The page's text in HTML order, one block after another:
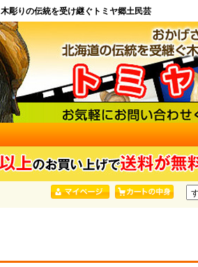
木彫りの伝統を受け継ぐトミヤ郷土民芸